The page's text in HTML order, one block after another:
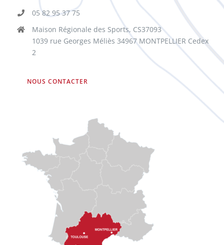
05 82 95 37 75
Maison Régionale des Sports, CS37093
1039 rue Georges Méliès 34967 MONTPELLIER Cedex
2
NOUS CONTACTER